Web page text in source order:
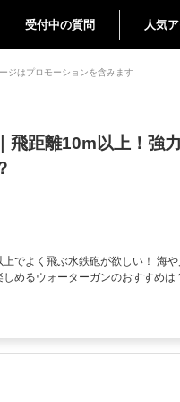
受付中の質問 人気
ジはプロモーションを含みます
飛距離10m以上！強
でよく飛ぶ水鉄砲が欲しい！ 海
めるウォーターガンのおすすめは